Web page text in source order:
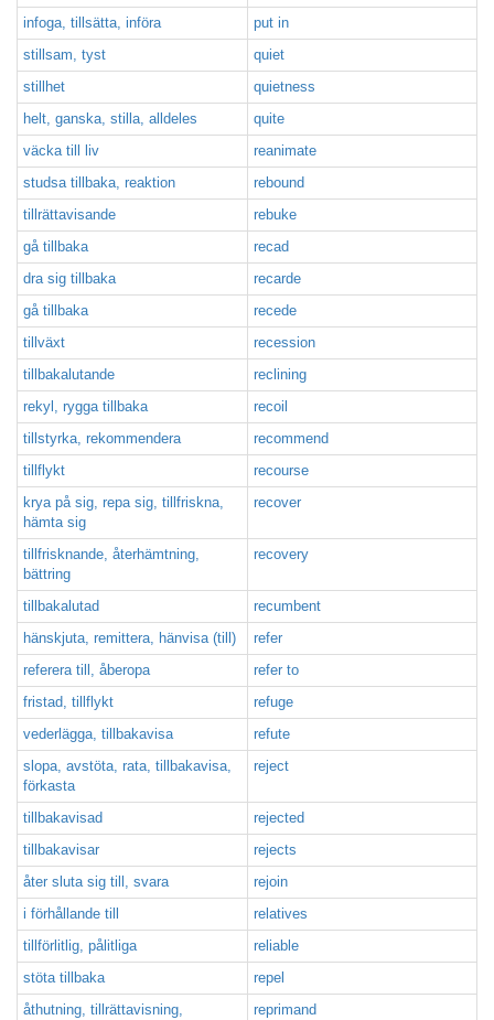
infoga, tillsätta, införa
put in
stillsam, tyst
quiet
stillhet
quietness
helt, ganska, stilla, alldeles
quite
väcka till liv
reanimate
studsa tillbaka, reaktion
rebound
tillrättavisande
rebuke
gå tillbaka
recad
dra sig tillbaka
recarde
gå tillbaka
recede
tillväxt
recession
tillbakalutande
reclining
rekyl, rygga tillbaka
recoil
tillstyrka, rekommendera
recommend
tillflykt
recourse
krya på sig, repa sig, tillfriskna,
hämta sig
recover
tillfrisknande, återhämtning,
bättring
recovery
tillbakalutad
recumbent
hänskjuta, remittera, hänvisa (till)
refer
referera till, åberopa
refer to
fristad, tillflykt
refuge
vederlägga, tillbakavisa
refute
slopa, avstöta, rata, tillbakavisa,
förkasta
reject
tillbakavisad
rejected
tillbakavisar
rejects
åter sluta sig till, svara
rejoin
i förhållande till
relatives
tillförlitlig, pålitliga
reliable
stöta tillbaka
repel
åthutning, tillrättavisning,
reprimand